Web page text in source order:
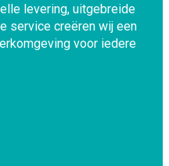
levering, uitgebreide
service creëren wij een
voor iedere